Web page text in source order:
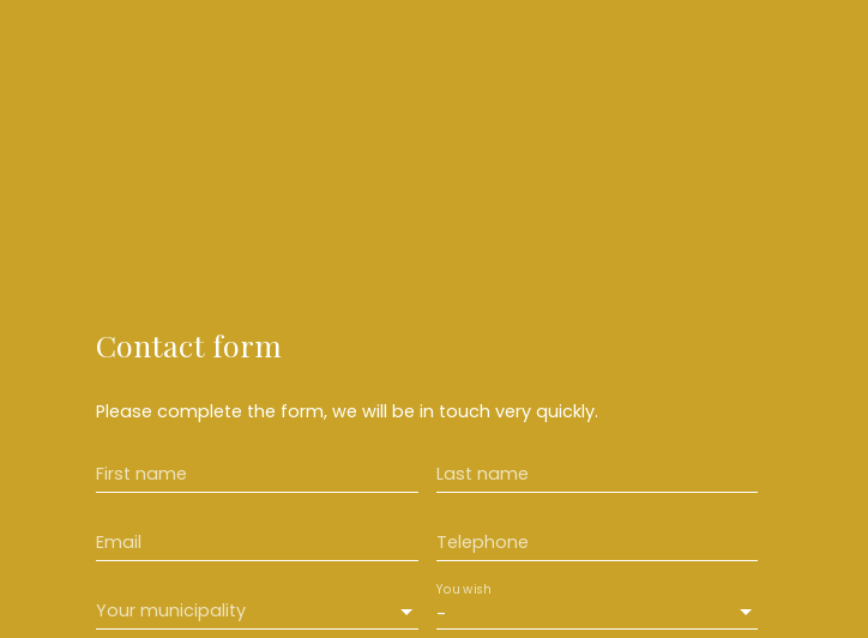
Contact form
Please complete the form, we will be in touch very quickly.
First name Last name
Email Telephone
Your municipality -
You wish